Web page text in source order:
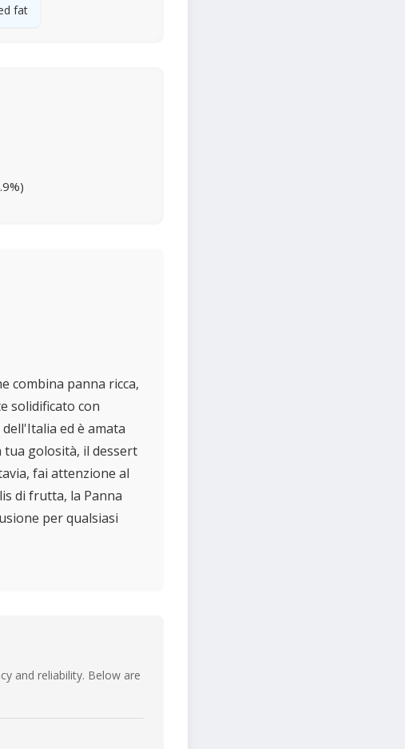
fat
combina panna ricca,
solidificato con
ed è amata
tua golosità, il dessert
fai attenzione al
di frutta, la Panna
per qualsiasi
and reliability. Below are